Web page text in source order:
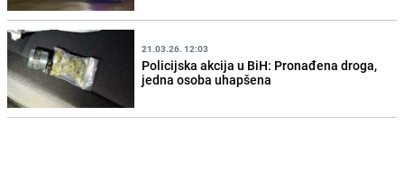
21.03.26. 12:03
Policijska akcija u BiH: Pronađena droga,
jedna osoba uhapšena